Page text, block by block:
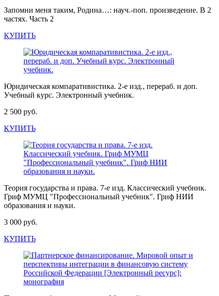
Запомни меня таким, Родина…: науч.-поп. произведение. В 2
частях. Часть 2
КУПИТЬ
Юридическая компаративистика. 2-е изд., перераб. и доп.
Учебный курс. Электронный учебник.
2 500 руб.
КУПИТЬ
Теория государства и права. 7-е изд. Классический учебник.
Гриф МУМЦ "Профессиональный учебник". Гриф НИИ
образования и науки.
3 000 руб.
КУПИТЬ